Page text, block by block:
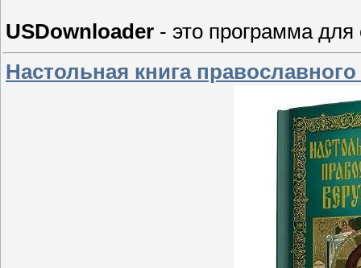
USDownloader - это программа
Настольная книга